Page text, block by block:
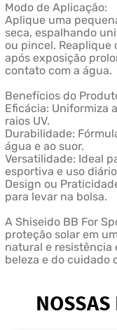
Modo de Aplicação:
Aplique uma
seca, espalhando
ou pincel. Reaplique
após exposição
contato com a água.
Benefícios do
Eficácia: Uniformiza
raios UV.
Durabilidade:
água e ao suor.
Versatilidade: Ideal
esportiva e uso
Design ou
para levar na bolsa.
A Shiseido BB For
proteção solar em
natural e resistência
beleza e do cuidado
NOSSAS